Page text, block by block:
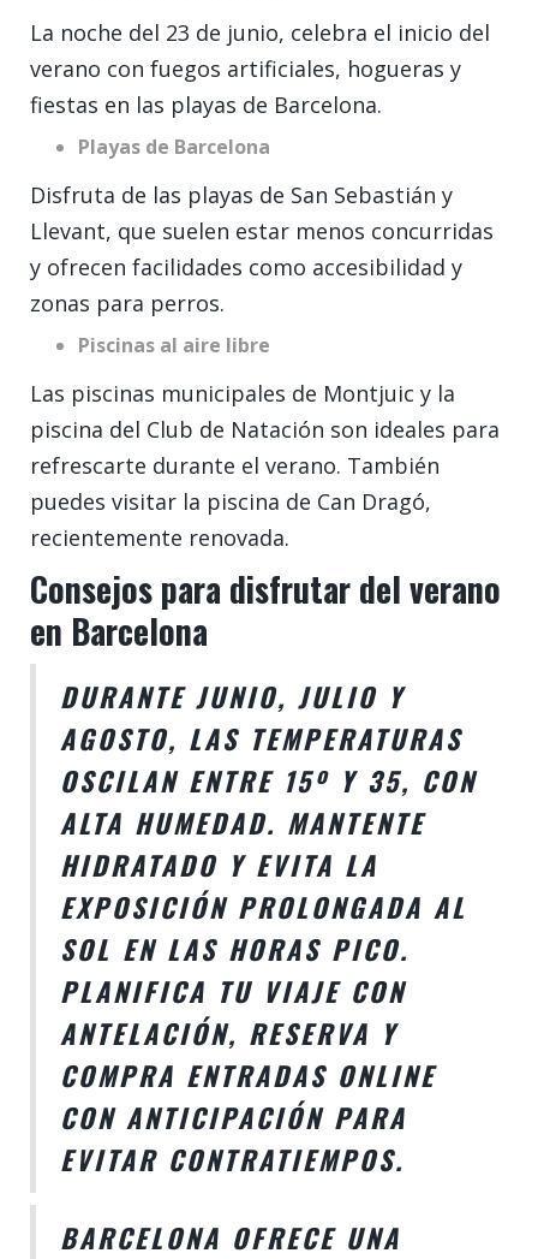
La noche del 23 de junio, celebra el inicio del
verano con fuegos artificiales, hogueras y
fiestas en las playas de Barcelona.
Playas de Barcelona
Disfruta de las playas de San Sebastián y
Llevant, que suelen estar menos concurridas
y ofrecen facilidades como accesibilidad y
zonas para perros.
Piscinas al aire libre
Las piscinas municipales de Montjuic y la
piscina del Club de Natación son ideales para
refrescarte durante el verano. También
puedes visitar la piscina de Can Dragó,
recientemente renovada.
Consejos para disfrutar del verano
en Barcelona
DURANTE JUNIO, JULIO Y
AGOSTO, LAS TEMPERATURAS
OSCILAN ENTRE 15º Y 35, CON
ALTA HUMEDAD. MANTENTE
HIDRATADO Y EVITA LA
EXPOSICIÓN PROLONGADA AL
SOL EN LAS HORAS PICO.
PLANIFICA TU VIAJE CON
ANTELACIÓN, RESERVA Y
COMPRA ENTRADAS ONLINE
CON ANTICIPACIÓN PARA
EVITAR CONTRATIEMPOS.
BARCELONA OFRECE UNA